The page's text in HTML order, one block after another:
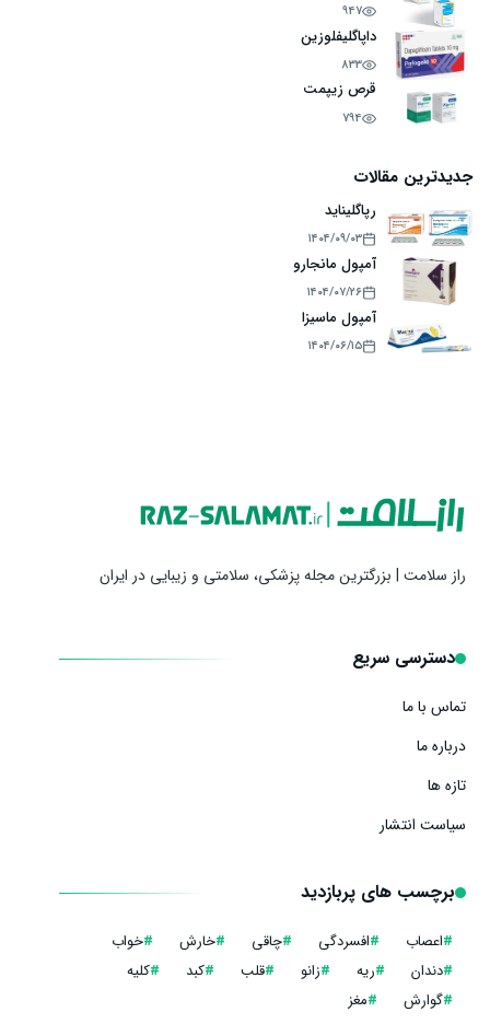
947
داپاگلیفلوزین
833
قرص زیپمت
794
جدیدترین مقالات
رپاگلیناید
۱۴۰۴/۰۹/۰۳
آمپول مانجارو
۱۴۰۴/۰۷/۲۶
آمپول ماسیزا
۱۴۰۴/۰۶/۱۵
راز سلامت | بزرگترین مجله پزشکی، سلامتی و زیبایی در ایران
دسترسی سریع
تماس با ما
درباره ما
تازه ها
سیاست انتشار
برچسب های پربازدید
#اعصاب #افسردگی #چاقی #خارش #خواب
#دندان #ریه #زانو #قلب #کبد #کلیه
#گوارش #مغز